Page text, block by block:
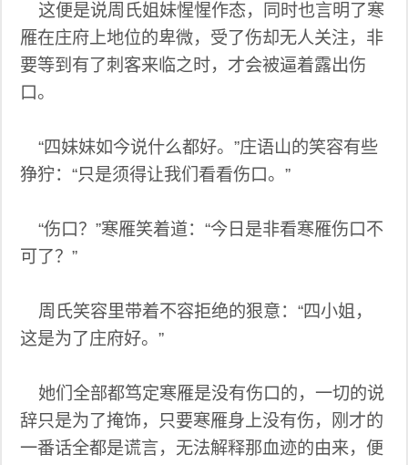
这便是说周氏姐妹惺惺作态，同时也言明了寒
雁在庄府上地位的卑微，受了伤却无人关注，非
要等到有了刺客来临之时，才会被逼着露出伤
口。
“四妹妹如今说什么都好。”庄语山的笑容有些
狰狞：“只是须得让我们看看伤口。”
“伤口？”寒雁笑着道：“今日是非看寒雁伤口不
可了？”
周氏笑容里带着不容拒绝的狠意：“四小姐，
这是为了庄府好。”
她们全部都笃定寒雁是没有伤口的，一切的说
辞只是为了掩饰，只要寒雁身上没有伤，刚才的
一番话全都是谎言，无法解释那血迹的由来，便